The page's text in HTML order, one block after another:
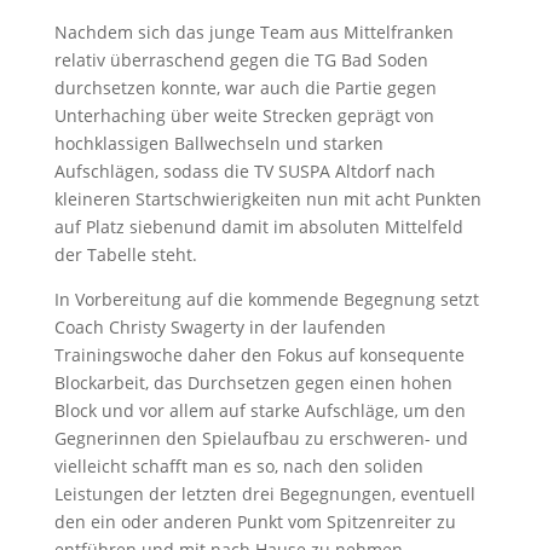
Nachdem sich das junge Team aus Mittelfranken
relativ überraschend gegen die TG Bad Soden
durchsetzen konnte, war auch die Partie gegen
Unterhaching über weite Strecken geprägt von
hochklassigen Ballwechseln und starken
Aufschlägen, sodass die TV SUSPA Altdorf nach
kleineren Startschwierigkeiten nun mit acht Punkten
auf Platz siebenund damit im absoluten Mittelfeld
der Tabelle steht.
In Vorbereitung auf die kommende Begegnung setzt
Coach Christy Swagerty in der laufenden
Trainingswoche daher den Fokus auf konsequente
Blockarbeit, das Durchsetzen gegen einen hohen
Block und vor allem auf starke Aufschläge, um den
Gegnerinnen den Spielaufbau zu erschweren- und
vielleicht schafft man es so, nach den soliden
Leistungen der letzten drei Begegnungen, eventuell
den ein oder anderen Punkt vom Spitzenreiter zu